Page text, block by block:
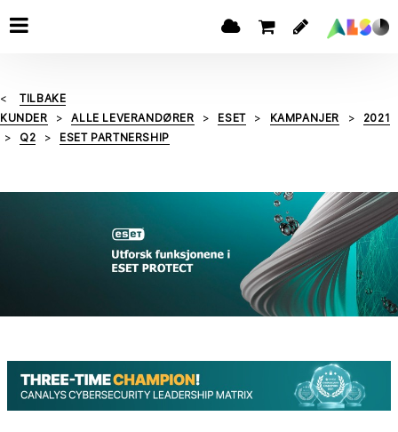
TILBAKE
KUNDER
ALLE LEVERANDØRER ESET KAMPANJER
2021
Q2
ESET PARTNERSHIP